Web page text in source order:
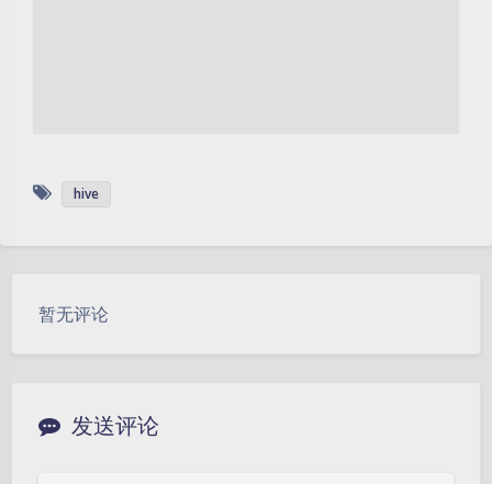
hive
暂无评论
发送评论